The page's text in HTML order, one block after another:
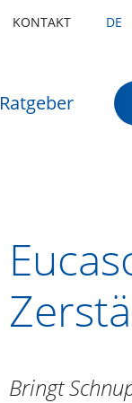
KONTAKT DE
Ratgeber
Bringt